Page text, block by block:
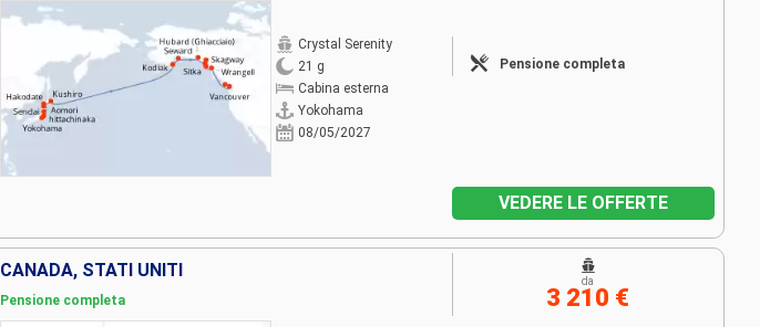
Crystal Serenity
21 g
Cabina esterna
Yokohama
08/05/2027
Pensione completa
VEDERE LE OFFERTE
CANADA, STATI UNITI
Pensione completa
da
3 210 €